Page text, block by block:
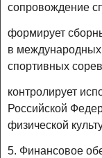
сопровождение
формирует
в
спортивных
контролирует
Российской
физической
5. Финансовое